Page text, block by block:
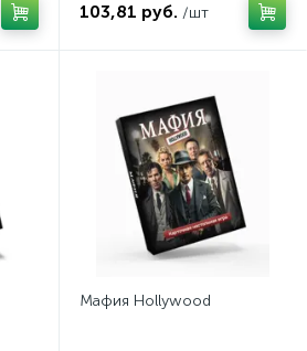
103,81 руб. /шт
Мафия Hollywood